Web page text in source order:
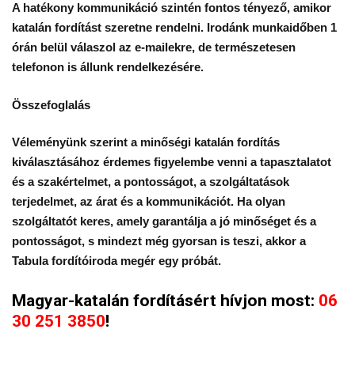
A hatékony kommunikáció szintén fontos tényező, amikor
katalán fordítást szeretne rendelni. Irodánk munkaidőben 1
órán belül válaszol az e-mailekre, de természetesen
telefonon is állunk rendelkezésére.
Összefoglalás
Véleményünk szerint a minőségi katalán fordítás
kiválasztásához érdemes figyelembe venni a tapasztalatot
és a szakértelmet, a pontosságot, a szolgáltatások
terjedelmet, az árat és a kommunikációt. Ha olyan
szolgáltatót keres, amely garantálja a jó minőséget és a
pontosságot, s mindezt még gyorsan is teszi, akkor a
Tabula fordítóiroda megér egy próbát.
Magyar-katalán fordításért hívjon most: 06
30 251 3850!